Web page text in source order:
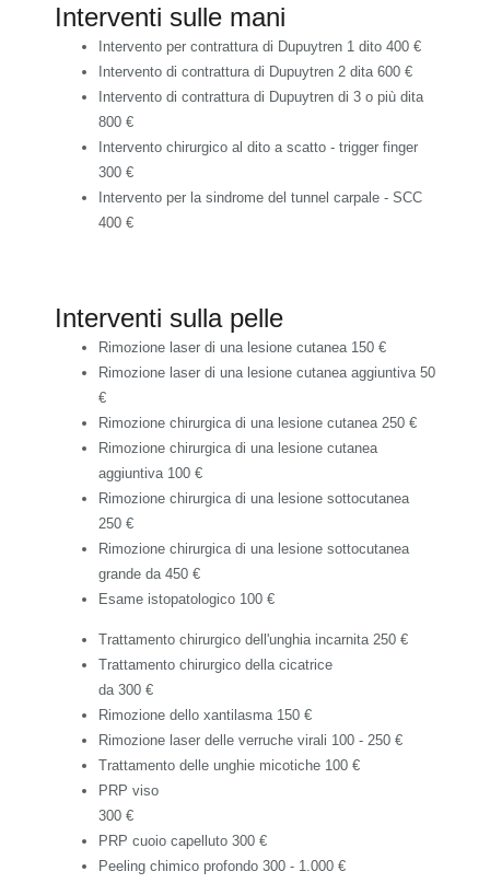
Interventi sulle mani
Intervento per contrattura di Dupuytren 1 dito 400 €
Intervento di contrattura di Dupuytren 2 dita 600 €
Intervento di contrattura di Dupuytren di 3 o più dita
800 €
Intervento chirurgico al dito a scatto - trigger finger
300 €
Intervento per la sindrome del tunnel carpale - SCC
400 €
Interventi sulla pelle
Rimozione laser di una lesione cutanea 150 €
Rimozione laser di una lesione cutanea aggiuntiva 50
€
Rimozione chirurgica di una lesione cutanea 250 €
Rimozione chirurgica di una lesione cutanea
aggiuntiva 100 €
Rimozione chirurgica di una lesione sottocutanea
250 €
Rimozione chirurgica di una lesione sottocutanea
grande da 450 €
Esame istopatologico 100 €
Trattamento chirurgico dell'unghia incarnita 250 €
Trattamento chirurgico della cicatrice
da 300 €
Rimozione dello xantilasma 150 €
Rimozione laser delle verruche virali 100 - 250 €
Trattamento delle unghie micotiche 100 €
PRP viso
300 €
PRP cuoio capelluto 300 €
Peeling chimico profondo 300 - 1.000 €